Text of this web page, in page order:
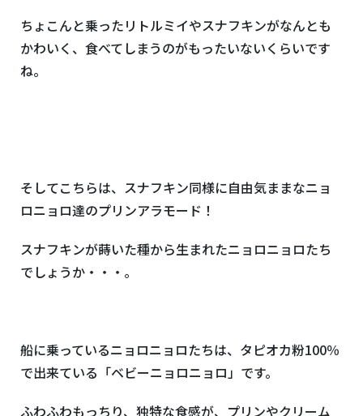
ちょこんと乗ったリトルミイやスナフキンがなんとも
かわいく、食べてしまうのがもったいないくらいです
ね。
そしてこちらは、スナフキン同様に自由気ままなニョ
ロニョロ達のプリンアラモード！
スナフキンが蒔いた種から生まれたニョロニョロたち
でしょうか・・・。
船に乗っているニョロニョロたちは、タピオカ粉100％
で出来ている「ベビーニョロニョロ」です。
ふわふわもっちり、独特な食感が、プリンやクリーム